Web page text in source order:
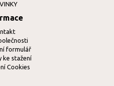
formulář
ke stažení
Cookies